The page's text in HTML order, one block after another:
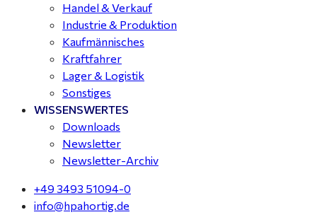
Handel & Verkauf
Industrie & Produktion
Kaufmännisches
Kraftfahrer
Lager & Logistik
Sonstiges
WISSENSWERTES
Downloads
Newsletter
Newsletter-Archiv
+49 3493 51094-0
info@hpahortig.de